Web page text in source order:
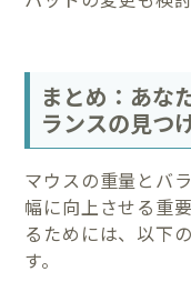
まとめ：あな
ランスの見つ
マウスの重量とバ
幅に向上させる重
るためには、以下
す。